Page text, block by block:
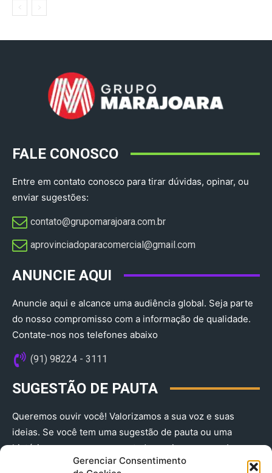
Gerenciar Consentimento
FALE CONOSCO
Entre em contato conosco para tirar dúvidas, opinar, ou
enviar sugestões:
contato@grupomarajoara.com.br
aprovinciadoparacomercial@gmail.com​
ANUNCIE AQUI
Anuncie aqui e alcance uma audiência global. Seja parte
do nosso compromisso com a informação de qualidade.
Contate-nos nos telefones abaixo
(91) 98224 - 3111
SUGESTÃO DE PAUTA
Queremos ouvir você! Valorizamos a sua voz e suas
ideias. Se você tem uma sugestão de pauta ou uma
história que merece ser contada, envie-nos agora!